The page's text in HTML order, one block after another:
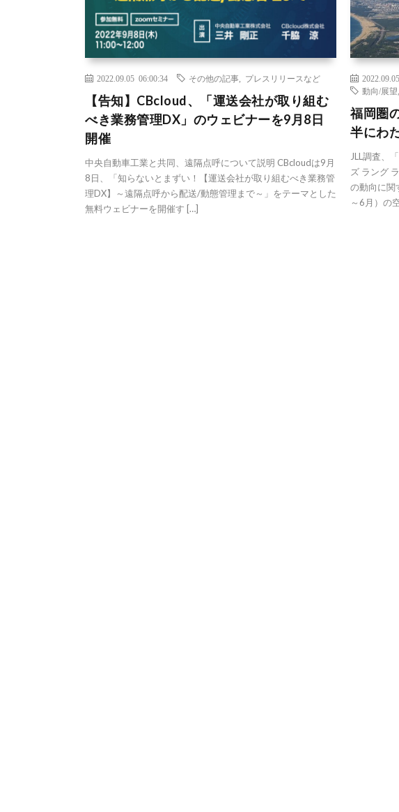
2022.09.05 06:00:34 その他の記事 プレスリリースなど
【告知】CBcloud、「運送会社が取り組む
べき業務管理DX」のウェビナーを9月8日
開催
中央自動車工業と共同、遠隔点呼について説明 CBcloudは9月
8日、「知らないとまずい！【運送会社が取り組むべき業務管
理DX】～遠隔点呼から配送/動態管理まで～」をテーマとした
無料ウェビナーを開催す […]
動向/展望
福岡圏
半にわ
JLL調査、
ズ ラング
の動向に関
～6月）の